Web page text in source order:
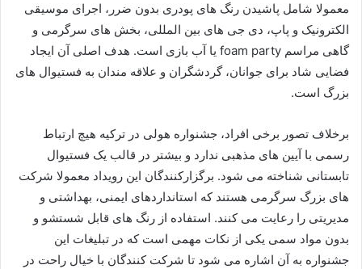
معمولا شامل پاشیدن رنگ های پودری بدون ضرر، اجرای موسیقی
الکترونیک و پاپ، دی جی های بین المللی، بخش های سرگرمی و
گاهی مراسم foam party یا آب بازی است. هدف اصلی آن ایجاد
فضایی شاد برای جوانان، گردشگران و علاقه مندان به فستیوال های
بزرگ است.
برخلاف تصور برخی افراد، جشنواره هولی در ترکیه هیچ ارتباط
رسمی با آیین های مذهبی ندارد و بیشتر در قالب یک فستیوال
تابستانی شناخته می شود. برگزارکنندگان این رویداد معمولا شرکت
های بزرگ سرگرمی هستند که استانداردهای ایمنی، بهداشتی و
مدیریتی را رعایت می کنند. استفاده از رنگ های قابل شستشو و
بدون مواد سمی یکی از نکات مهمی است که در تبلیغات این
جشنواره به آن اشاره می شود تا شرکت کنندگان با خیال راحت در